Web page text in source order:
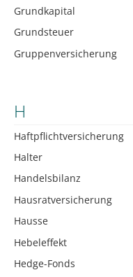
Grundkapital
Grundsteuer
Gruppenversicherung
H
Haftpflichtversicherung
Halter
Handelsbilanz
Hausratversicherung
Hausse
Hebeleffekt
Hedge-Fonds